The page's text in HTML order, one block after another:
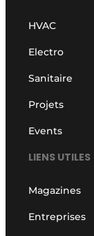
HVAC
Electro
Sanitaire
Projets
Events
LIENS UTILES
Magazines
Entreprises